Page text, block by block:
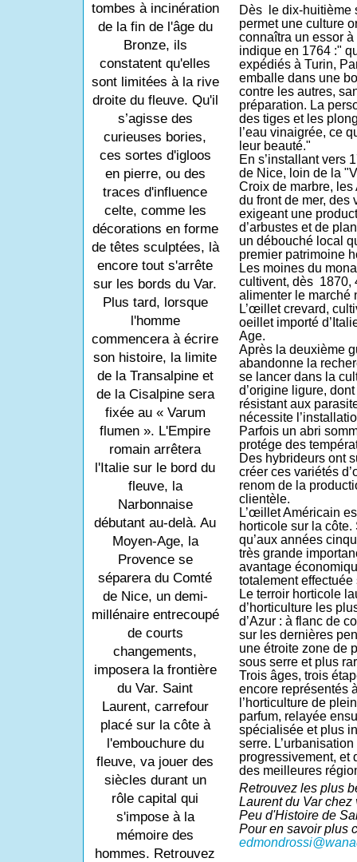
tombes à incinération
de la fin de l'âge du
Bronze, ils
constatent qu'elles
sont limitées à la rive
droite du fleuve. Qu'il
s’agisse des
curieuses bories,
ces sortes d'igloos
en pierre, ou des
traces d'influence
celte, comme les
décorations en forme
de têtes sculptées, là
encore tout s'arrête
sur les bords du Var.
Plus tard, lorsque
l'homme
commencera à écrire
son histoire, la limite
de la Transalpine et
de la Cisalpine sera
fixée au « Varum
flumen ». L'Empire
romain arrêtera
l'Italie sur le bord du
fleuve, la
Narbonnaise
débutant au-delà. Au
Moyen-Age, la
Provence se
séparera du Comté
de Nice, un demi-
millénaire entrecoupé
de courts
changements,
imposera la frontière
du Var. Saint
Laurent, carrefour
placé sur la côte à
l'embouchure du
fleuve, va jouer des
siècles durant un
rôle capital qui
s'impose à la
mémoire des
hommes. Retrouvez
Dès
le dix-huitième
permet une culture
connaîtra un essor à
indique en 1764 :"
expédiés à Turin,
emballe dans une
contre les autres,
préparation. La
des tiges et les
l’eau vinaigrée, ce
leur beauté."
En s’installant vers
de Nice, loin de la
Croix de marbre,
du front de mer, des
exigeant une
d’arbustes et de
un débouché local
premier patrimoine
Les moines du
cultivent, dès 1870,
alimenter le marché
L’œillet crevard,
oeillet importé
Age.
Après la deuxième
abandonne la
se lancer dans la
d’origine ligure,
résistant aux
nécessite
Parfois un abri
protége des
Des hybrideurs ont
créer ces variétés
renom de la
clientèle.
L’œillet Américain
horticole sur la
qu’aux années
très grande
avantage
totalement effectuée
Le terroir horticole
d’horticulture les
d’Azur : à flanc de
sur les dernières
une étroite zone de
sous serre et plus
Trois âges, trois
encore représentés
l’horticulture de
parfum, relayée
spécialisée et plus
serre.
progressivement, et
des meilleures
Retrouvez les plus
Laurent du Var
Peu d'Histoire de
Pour en savoir plus